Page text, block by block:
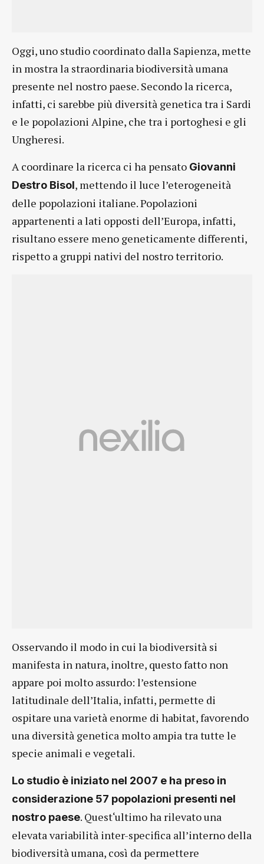
Oggi, uno studio coordinato dalla Sapienza, mette
in mostra la straordinaria biodiversità umana
presente nel nostro paese. Secondo la ricerca,
infatti, ci sarebbe più diversità genetica tra i Sardi
e le popolazioni Alpine, che tra i portoghesi e gli
Ungheresi.
A coordinare la ricerca ci ha pensato Giovanni
Destro Bisol, mettendo il luce l’eterogeneità
delle popolazioni italiane. Popolazioni
appartenenti a lati opposti dell’Europa, infatti,
risultano essere meno geneticamente differenti,
rispetto a gruppi nativi del nostro territorio.
Osservando il modo in cui la biodiversità si
manifesta in natura, inoltre, questo fatto non
appare poi molto assurdo: l’estensione
latitudinale dell’Italia, infatti, permette di
ospitare una varietà enorme di habitat, favorendo
una diversità genetica molto ampia tra tutte le
specie animali e vegetali.
Lo studio è iniziato nel 2007 e ha preso in
considerazione 57 popolazioni presenti nel
nostro paese. Quest‘ultimo ha rilevato una
elevata variabilità inter-specifica all’interno della
biodiversità umana, così da permettere